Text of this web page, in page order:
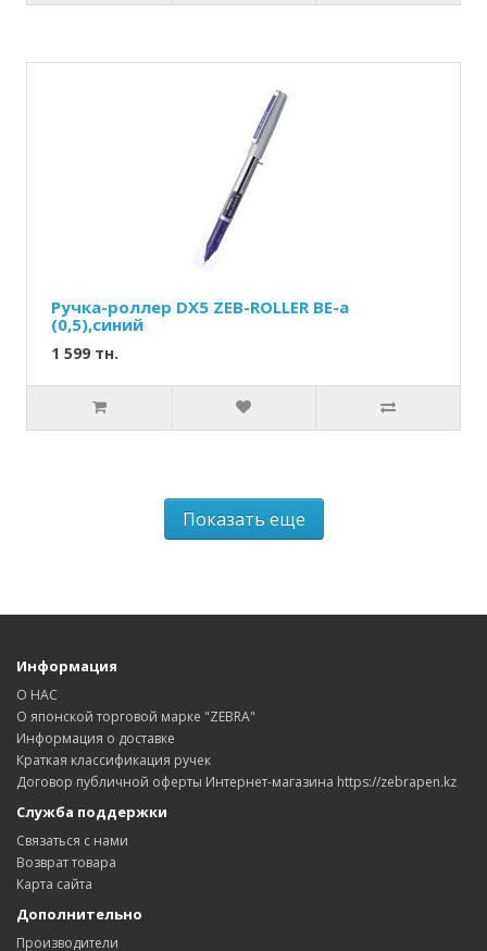
Ручка-роллер DX5 ZEB-ROLLER BE-a
(0,5),синий
1 599 тн.
Показать еще
Информация
О НАС
О японской торговой марке "ZEBRA"
Информация о доставке
Краткая классификация ручек
Договор публичной оферты Интернет-магазина https://zebrapen.kz
Служба поддержки
Связаться с нами
Возврат товара
Карта сайта
Дополнительно
Производители